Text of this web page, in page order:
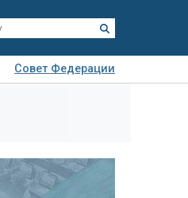
Совет Федерации